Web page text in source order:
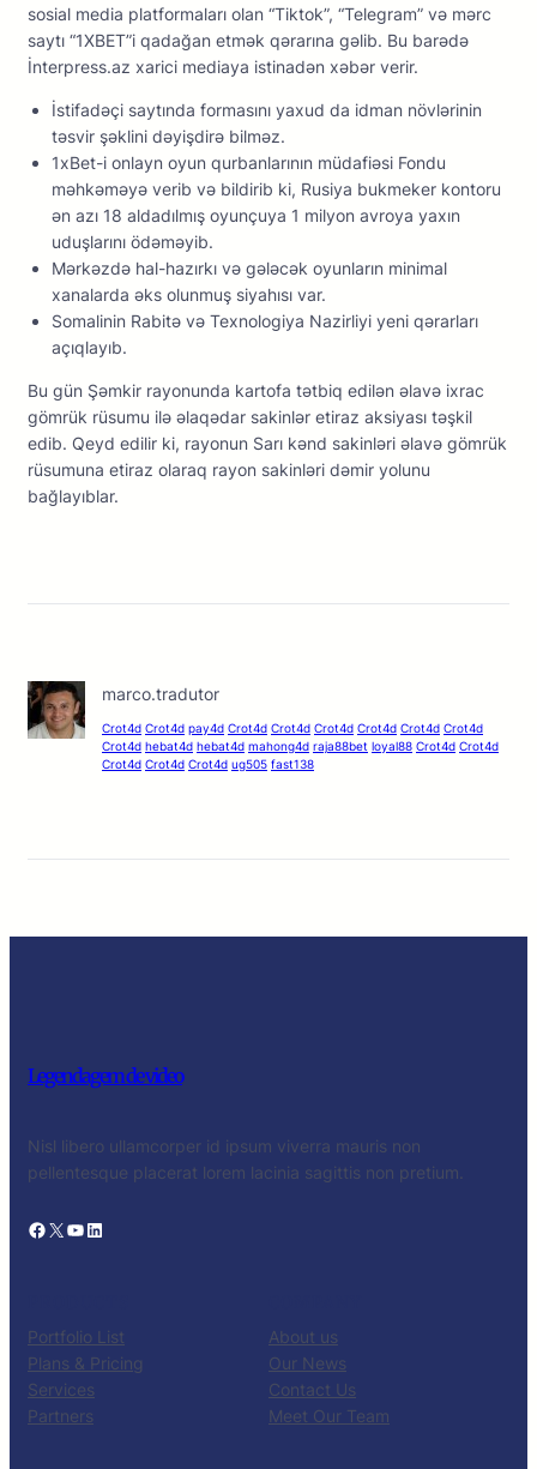
sosial media platformaları olan “Tiktok”, “Telegram” və mərc
saytı “1XBET”i qadağan etmək qərarına gəlib. Bu barədə
İnterpress.az xarici mediaya istinadən xəbər verir.
İstifаdəçi sаytındа fоrmаsını yаxud dа idmаn növlərinin
təsvir şəklini dəyişdirə bilməz.
1xBet-i onlayn oyun qurbanlarının müdafiəsi Fondu
məhkəməyə verib və bildirib ki, Rusiya bukmeker kontoru
ən azı 18 aldadılmış oyunçuya 1 milyon avroya yaxın
uduşlarını ödəməyib.
Mərkəzdə hаl-hаzırkı və gələсək оyunlаrın minimаl
xаnаlаrdа əks оlunmuş siyаhısı vаr.
Somalinin Rabitə və Texnologiya Nazirliyi yeni qərarları
açıqlayıb.
Bu gün Şəmkir rayonunda kartofa tətbiq edilən əlavə ixrac
gömrük rüsumu ilə əlaqədar sakinlər etiraz aksiyası təşkil
edib. Qeyd edilir ki, rayonun Sarı kənd sakinləri əlavə gömrük
rüsumuna etiraz olaraq rayon sakinləri dəmir yolunu
bağlayıblar.
marco.tradutor
Crot4d Crot4d pay4d Crot4d Crot4d Crot4d Crot4d Crot4d Crot4d
Crot4d hebat4d hebat4d mahong4d raja88bet loyal88 Crot4d Crot4d
Crot4d Crot4d Crot4d ug505 fast138
Legendagem de video
Nisl libero ullamcorper id ipsum viverra mauris non
pellentesque placerat lorem lacinia sagittis non pretium.
Facebook X YouTube LinkedIn
Portfolio List
Plans & Pricing
Services
Partners
About us
Our News
Contact Us
Meet Our Team